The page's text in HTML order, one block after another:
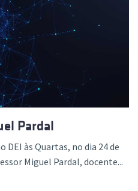
Pardal
às Quartas, no dia 24 de
Miguel Pardal, docente...